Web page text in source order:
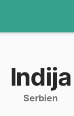
Indija
Serbien